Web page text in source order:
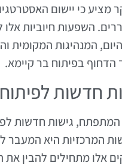
מציע כי יישום
השפעות חיוביות
המנהיגות
הדחוף בפיתוח בר קיימא.
חדשות
המרכזיות היא המעבר
אלו מתחילים להבין